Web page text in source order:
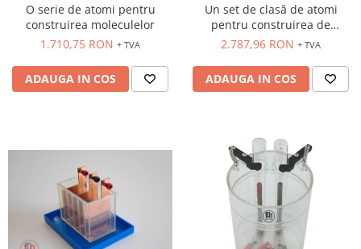
O serie de atomi pentru
construirea moleculelor
1.710,75 RON + TVA
ADAUGA IN COS
Un set de clasă de atomi
pentru construirea de
molecule cu placa „Empirio”.
2.787,96 RON + TVA
ADAUGA IN COS